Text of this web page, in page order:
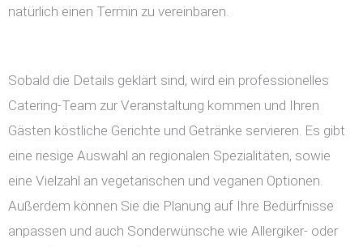
natürlich einen Termin zu vereinbaren.
Sobald die Details geklärt sind, wird ein professionelles
Catering-Team zur Veranstaltung kommen und Ihren
Gästen köstliche Gerichte und Getränke servieren. Es gibt
eine riesige Auswahl an regionalen Spezialitäten, sowie
eine Vielzahl an vegetarischen und veganen Optionen.
Außerdem können Sie die Planung auf Ihre Bedürfnisse
anpassen und auch Sonderwünsche wie Allergiker- oder